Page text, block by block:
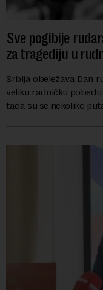
Sve pogibije
za tragediju u
Srbija obeležava Dan
veliku radničku
tada su se nekoliko